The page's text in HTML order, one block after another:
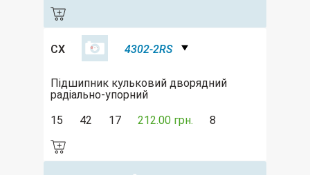
CX 4302-2RS
Підшипник кульковий дворядний
радіально-упорний
15
42 17 212.00 грн. 8